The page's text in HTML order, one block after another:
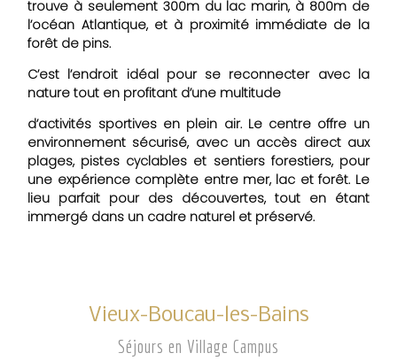
trouve à seulement 300m du lac marin, à 800m de
l’océan Atlantique, et à proximité immédiate de la
forêt de pins.
C’est l’endroit idéal pour se reconnecter avec la
nature tout en profitant d’une multitude
d’activités sportives en plein air. Le centre offre un
environnement sécurisé, avec un accès direct aux
plages, pistes cyclables et sentiers forestiers, pour
une expérience complète entre mer, lac et forêt. Le
lieu parfait pour des découvertes, tout en étant
immergé dans un cadre naturel et préservé.
Vieux-Boucau-les-Bains
Séjours en Village Campus